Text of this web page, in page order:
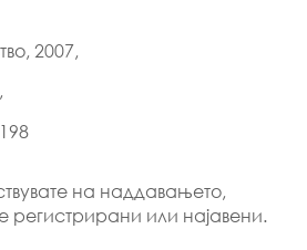
2007,
на наддавањето,
регистрирани или најавени.